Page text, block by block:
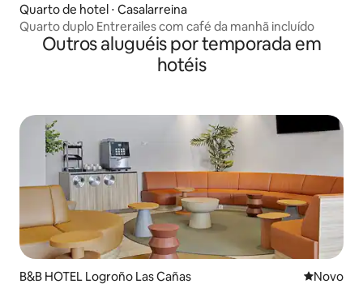
Quarto de hotel ⋅ Casalarreina
Quarto duplo Entrerailes com café da manhã incluído
Outros aluguéis por temporada em
hotéis
B&B HOTEL Logroño Las Cañas Novo
Novo